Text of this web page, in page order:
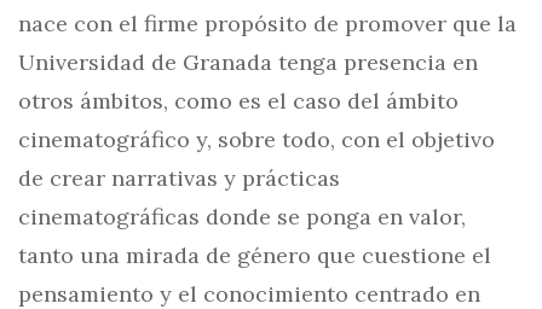
nace con el firme propósito de promover que la
Universidad de Granada tenga presencia en
otros ámbitos, como es el caso del ámbito
cinematográfico y, sobre todo, con el objetivo
de crear narrativas y prácticas
cinematográficas donde se ponga en valor,
tanto una mirada de género que cuestione el
pensamiento y el conocimiento centrado en